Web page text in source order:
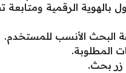
بالهوية الرقمية
البحث الأنسب للمستخدم.
المطلوبة.
بحث.